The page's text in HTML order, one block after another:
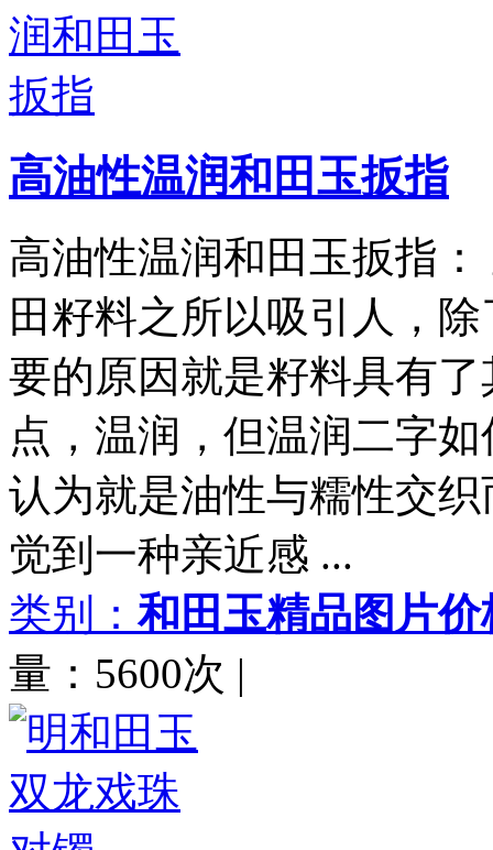
高油性温润和田玉扳指
高油性温润和田玉扳指
田籽料之所以吸引人，
要的原因就是籽料具有
点，温润，但温润二字
认为就是油性与糯性交
觉到一种亲近感 ...
类别：和田玉精品图片价
量：5600次 |